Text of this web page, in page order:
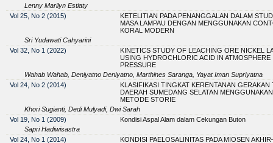
Lenny Marilyn Estiaty
Vol 25, No 2 (2015)
KETELITIAN PADA PENANGGALAN DALAM
MASA LAMPAU DENGAN MENGGUNAKAN
KORAL MODERN
Sri Yudawati Cahyarini
Vol 32, No 1 (2022)
KINETICS STUDY OF LEACHING ORE NICKEL
USING HYDROCHLORIC ACID IN ATMOSPHERE
PRESSURE
Wahab Wahab, Deniyatno Deniyatno, Marthines Saranga, Yayat Iman Supriyatna
Vol 24, No 2 (2014)
KLASIFIKASI TINGKAT KERENTANAN GERAKAN
DAERAH SUMEDANG SELATAN MENGGUNAKAN
METODE STORIE
Khori Sugianti, Dedi Mulyadi, Dwi Sarah
Vol 19, No 1 (2009)
Kondisi Aspal Alam dalam Cekungan Buton
Sapri Hadiwisastra
Vol 24, No 1 (2014)
KONDISI PAELOSALINITAS PADA MIOSEN